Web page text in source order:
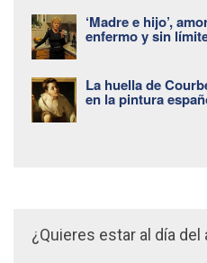
‘Madre e hijo’,
enfermo y sin
La huella de
en la pintura
¿Quieres estar al día del